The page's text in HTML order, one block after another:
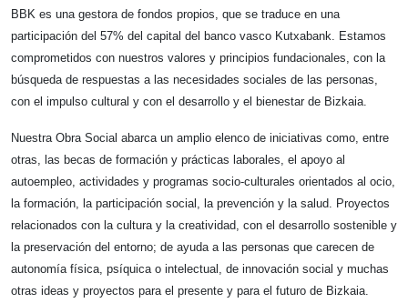
BBK es una gestora de fondos propios, que se traduce en una
participación del 57% del capital del banco vasco Kutxabank. Estamos
comprometidos con nuestros valores y principios fundacionales, con la
búsqueda de respuestas a las necesidades sociales de las personas,
con el impulso cultural y con el desarrollo y el bienestar de Bizkaia.
Nuestra Obra Social abarca un amplio elenco de iniciativas como, entre
otras, las becas de formación y prácticas laborales, el apoyo al
autoempleo, actividades y programas socio-culturales orientados al ocio,
la formación, la participación social, la prevención y la salud. Proyectos
relacionados con la cultura y la creatividad, con el desarrollo sostenible y
la preservación del entorno; de ayuda a las personas que carecen de
autonomía física, psíquica o intelectual, de innovación social y muchas
otras ideas y proyectos para el presente y para el futuro de Bizkaia.